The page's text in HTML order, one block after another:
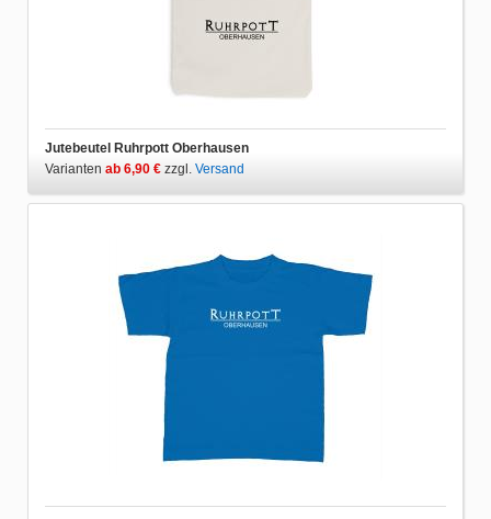
Jutebeutel Ruhrpott Oberhausen
Varianten ab 6,90 € zzgl. Versand